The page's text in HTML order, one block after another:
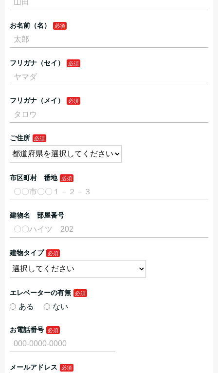
お名前（名）
フリガナ（セイ）
フリガナ（メイ）
ご住所
市区町村 番地
建物名 部屋番号
建物タイプ
エレベーターの有無
ある ない
お電話番号
メールアドレス